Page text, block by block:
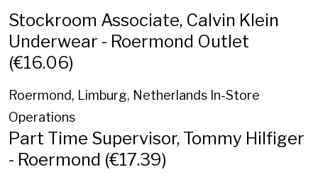
Stockroom Associate, Calvin Klein
Underwear - Roermond Outlet
(€16.06)
Roermond, Limburg, Netherlands In-Store
Operations
Part Time Supervisor, Tommy Hilfiger
- Roermond (€17.39)